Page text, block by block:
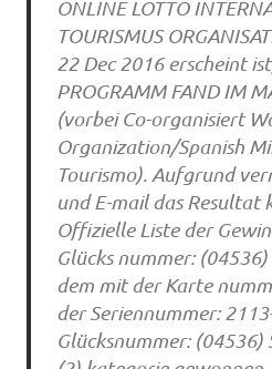
ONLINE LOTTO
TOURISMUS
22 Dec 2016 erscheint
PROGRAMM FAND IM
(vorbei Co-organisiert
Organization/Spanish
Tourismo). Aufgrund
und E-mail das Resultat
Offizielle Liste der
Glücks nummer:
dem mit der Karte
der Seriennummer:
Glücksnummer: (04536)